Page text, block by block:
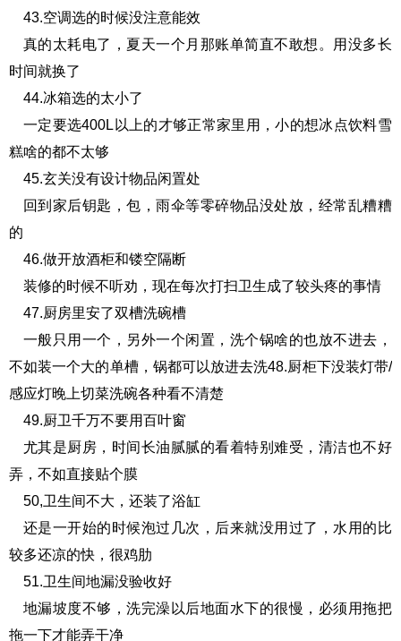
43.空调选的时候没注意能效
真的太耗电了，夏天一个月那账单简直不敢想。用没多长
时间就换了
44.冰箱选的太小了
一定要选400L以上的才够正常家里用，小的想冰点饮料雪
糕啥的都不太够
45.玄关没有设计物品闲置处
回到家后钥匙，包，雨伞等零碎物品没处放，经常乱糟糟
的
46.做开放酒柜和镂空隔断
装修的时候不听劝，现在每次打扫卫生成了较头疼的事情
47.厨房里安了双槽洗碗槽
一般只用一个，另外一个闲置，洗个锅啥的也放不进去，
不如装一个大的单槽，锅都可以放进去洗48.厨柜下没装灯带/
感应灯晚上切菜洗碗各种看不清楚
49.厨卫千万不要用百叶窗
尤其是厨房，时间长油腻腻的看着特别难受，清洁也不好
弄，不如直接贴个膜
50,卫生间不大，还装了浴缸
还是一开始的时候泡过几次，后来就没用过了，水用的比
较多还凉的快，很鸡肋
51.卫生间地漏没验收好
地漏坡度不够，洗完澡以后地面水下的很慢，必须用拖把
拖一下才能弄干净